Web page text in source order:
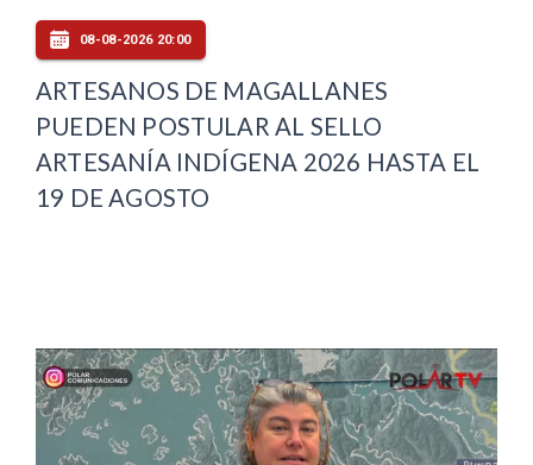
08-08-2026 20:00
ARTESANOS DE MAGALLANES
PUEDEN POSTULAR AL SELLO
ARTESANÍA INDÍGENA 2026 HASTA EL
19 DE AGOSTO